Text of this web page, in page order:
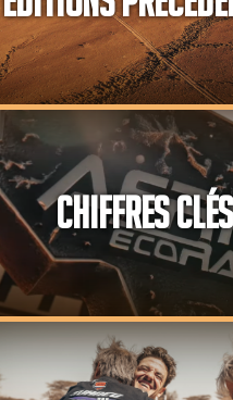
CHIFFRES CLÉS